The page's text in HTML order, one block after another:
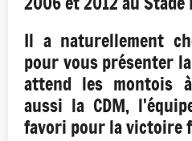
Il a naturellement
pour vous présenter
attend les montois
aussi la CDM,
favori pour la victoire